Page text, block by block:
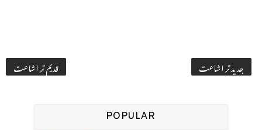
جدید تر اشاعت قدیم تر اشاعت
POPULAR